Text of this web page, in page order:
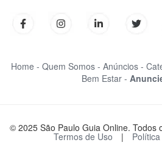
Home - Quem Somos - Anúncios -
Bem Estar -
© 2025 São Paulo Guia Online.
Termos de Uso |